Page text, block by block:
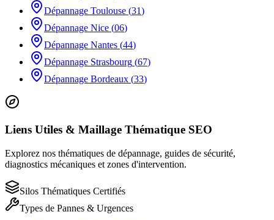
Dépannage Toulouse (31)
Dépannage Nice (06)
Dépannage Nantes (44)
Dépannage Strasbourg (67)
Dépannage Bordeaux (33)
Liens Utiles & Maillage Thématique SEO
Explorez nos thématiques de dépannage, guides de sécurité,
diagnostics mécaniques et zones d'intervention.
Silos Thématiques Certifiés
Types de Pannes & Urgences